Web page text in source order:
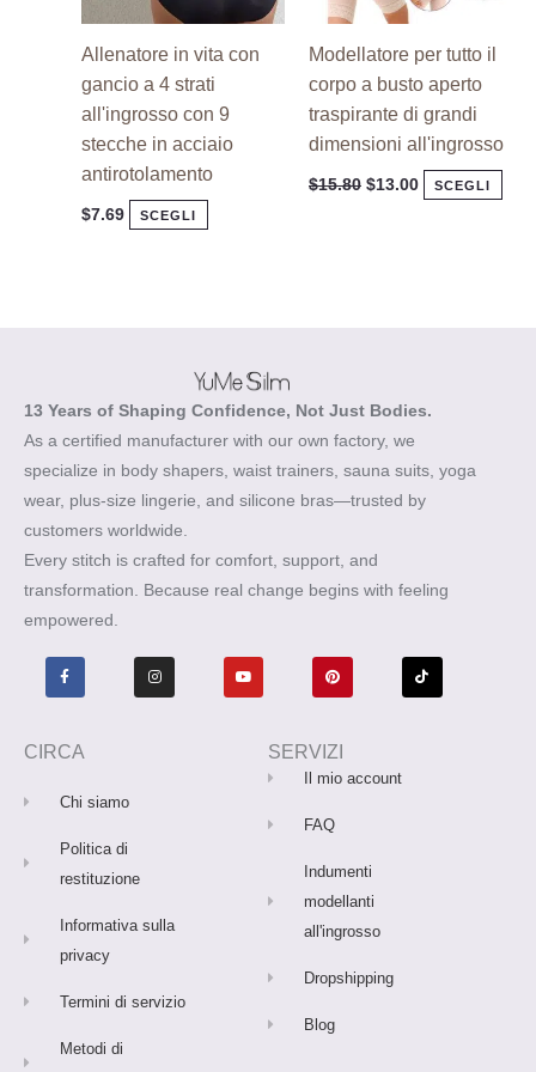
Allenatore in vita con
gancio a 4 strati
all'ingrosso con 9
stecche in acciaio
antirotolamento
$7.69 SCEGLI
prodotto
Modellatore per tutto il
corpo a busto aperto
traspirante di grandi
dimensioni all'ingrosso
$15.80 $13.00 SCEGLI
13 Years of Shaping Confidence, Not Just Bodies.
As a certified manufacturer with our own factory, we
specialize in body shapers, waist trainers, sauna suits, yoga
wear, plus-size lingerie, and silicone bras—trusted by
customers worldwide.
Every stitch is crafted for comfort, support, and
transformation. Because real change begins with feeling
empowered.
F
a
c
e
o
k
I
n
s
t
Y
o
u
t
P
i
n
t
e
s
t
T
i
k
t
CIRCA
Chi siamo
Politica di
restituzione
Informativa sulla
privacy
Termini di servizio
Metodi di
SERVIZI
Il mio account
FAQ
Indumenti
modellanti
all'ingrosso
Dropshipping
Blog